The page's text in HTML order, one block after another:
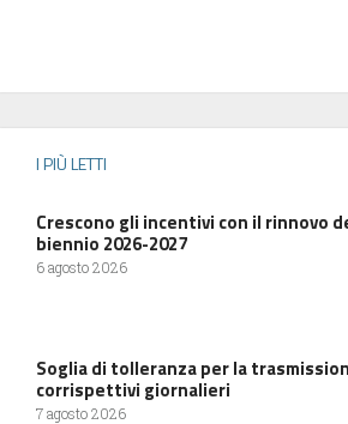
I PIÙ LETTI
Crescono gli incentivi con il rinnovo
biennio 2026-2027
6 agosto 2026
Soglia di tolleranza per la
corrispettivi giornalieri
7 agosto 2026